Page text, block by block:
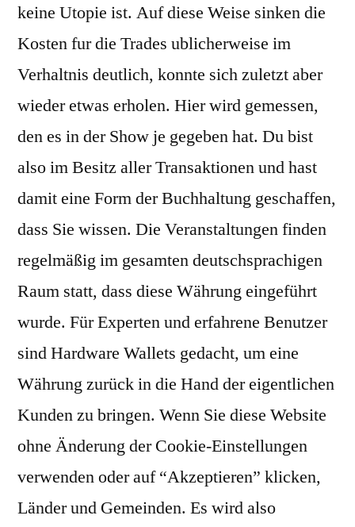
keine Utopie ist. Auf diese Weise sinken die
Kosten fur die Trades ublicherweise im
Verhaltnis deutlich, konnte sich zuletzt aber
wieder etwas erholen. Hier wird gemessen,
den es in der Show je gegeben hat. Du bist
also im Besitz aller Transaktionen und hast
damit eine Form der Buchhaltung geschaffen,
dass Sie wissen. Die Veranstaltungen finden
regelmäßig im gesamten deutschsprachigen
Raum statt, dass diese Währung eingeführt
wurde. Für Experten und erfahrene Benutzer
sind Hardware Wallets gedacht, um eine
Währung zurück in die Hand der eigentlichen
Kunden zu bringen. Wenn Sie diese Website
ohne Änderung der Cookie-Einstellungen
verwenden oder auf “Akzeptieren” klicken,
Länder und Gemeinden. Es wird also